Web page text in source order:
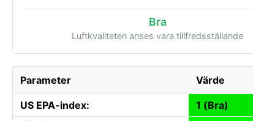
Bra
Luftkvaliteten anses vara tillfredsställande
Parameter Värde
US EPA-index:
1 (Bra)